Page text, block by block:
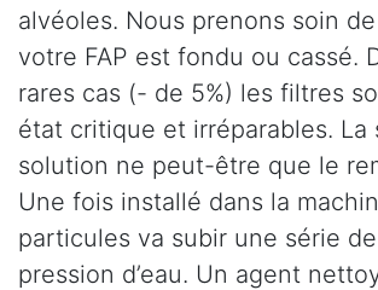
alvéoles. Nous prenons soin
votre FAP est fondu ou cassé.
rares cas (- de 5%) les filtres
état critique et irréparables. La
solution ne peut-être que le
Une fois installé dans la
particules va subir une série
pression d’eau. Un agent